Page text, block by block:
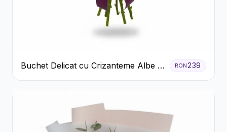
Buchet Delicat cu Crizanteme Albe și
Mov
RON239